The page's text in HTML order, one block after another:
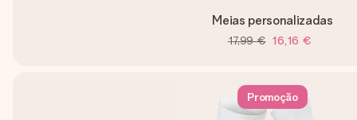
Meias personalizadas
17,99 € 16,16 €
Promoção